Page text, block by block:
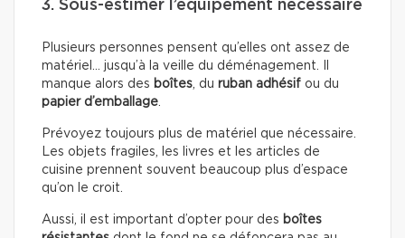
3. Sous-estimer l’équipement nécessaire
Plusieurs personnes pensent qu’elles ont assez de
matériel… jusqu’à la veille du déménagement. Il
manque alors des boîtes, du ruban adhésif ou du
papier d’emballage.
Prévoyez toujours plus de matériel que nécessaire.
Les objets fragiles, les livres et les articles de
cuisine prennent souvent beaucoup plus d’espace
qu’on le croit.
Aussi, il est important d’opter pour des boîtes